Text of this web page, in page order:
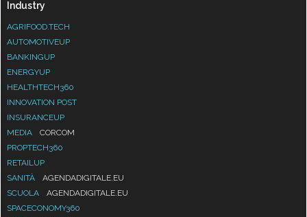
Industry
AGRIFOOD.TECH
AUTOMOTIVEUP
BANKINGUP
ENERGYUP
HEALTHTECH360
INNOVATION POST
INSURANCEUP
MEDIA
CORCOM
PROPTECH360
RETAILUP
SANITÀ
AGENDADIGITALE.EU
SCUOLA
AGENDADIGITALE.EU
SPACECONOMY360